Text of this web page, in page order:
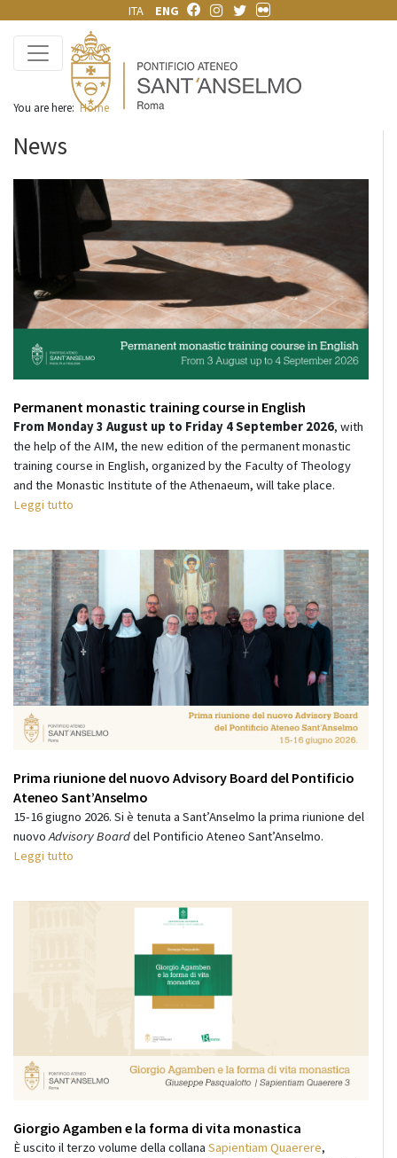
ITA ENG
You are here:Home
News
Permanent monastic training course in English
From Monday 3 August up to Friday 4 September 2026, with
the help of the AIM, the new edition of the permanent monastic
training course in English, organized by the Faculty of Theology
and the Monastic Institute of the Athenaeum, will take place.
Leggi tutto
Prima riunione del nuovo Advisory Board del Pontificio
Ateneo Sant’Anselmo
15-16 giugno 2026. Si è tenuta a Sant’Anselmo la prima riunione del
nuovo Advisory Boarddel Pontificio Ateneo Sant’Anselmo.
Leggi tutto
Giorgio Agamben e la forma di vita monastica
È uscito il terzo volume della collana Sapientiam Quaerere,